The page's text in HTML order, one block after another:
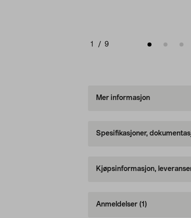
1 / 9
Mer informasjon
Spesifikasjoner,
Kjøpsinformasjon,
Anmeldelser (1)